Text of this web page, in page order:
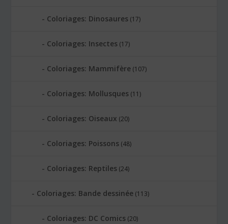
Coloriages: Dinosaures (17)
Coloriages: Insectes (17)
Coloriages: Mammifère (107)
Coloriages: Mollusques (11)
Coloriages: Oiseaux (20)
Coloriages: Poissons (48)
Coloriages: Reptiles (24)
Coloriages: Bande dessinée (113)
Coloriages: DC Comics (20)